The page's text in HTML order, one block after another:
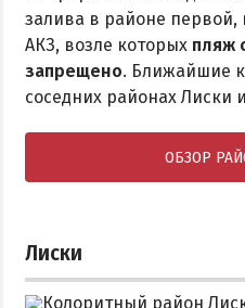
залива в районе первой,
АКЗ, возле которых пляж
запрещено. Ближайшие
соседних районах Лиски
ОБЗОР
Лиски